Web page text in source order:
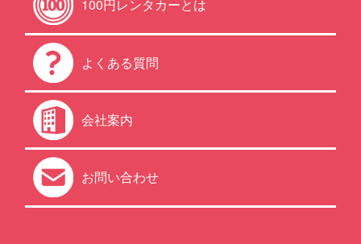
100円レンタカーとは
よくある質問
会社案内
お問い合わせ